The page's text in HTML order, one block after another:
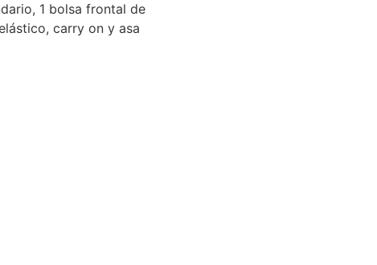
1 bolsa frontal de
carry on y asa